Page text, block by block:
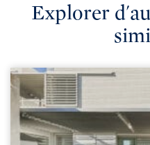
Explorer